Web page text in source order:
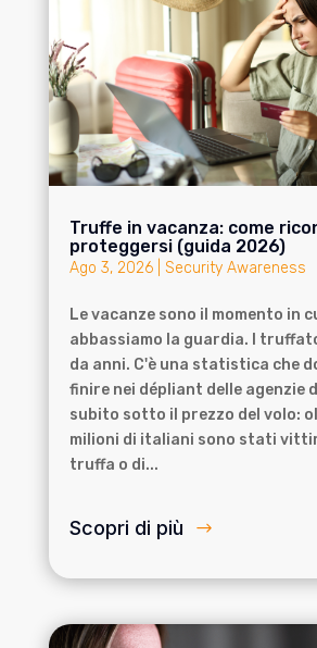
Truffe in vacanza: come
proteggersi (guida 2026)
Ago 3, 2026| Security Awareness
Le vacanze sono il momento in
abbassiamo la guardia. I
da anni. C'è una statistica che
finire nei dépliant delle agenzie
subito sotto il prezzo del volo:
milioni di italiani sono stati
truffa o di...
Scopri di più